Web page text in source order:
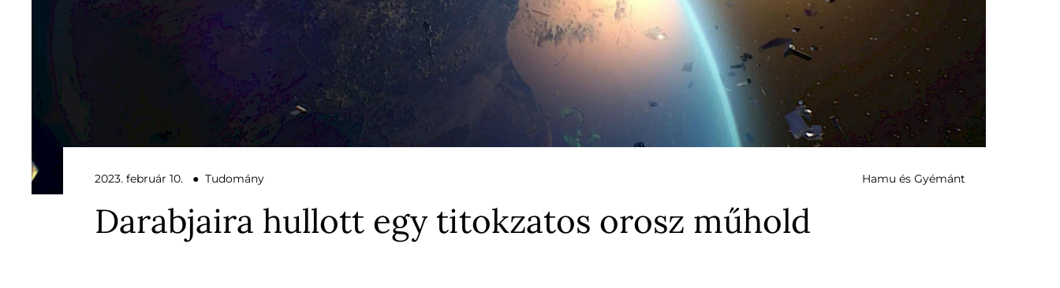
2023. február 10. ● Tudomány Hamu és Gyémánt
Darabjaira hullott egy titokzatos orosz műhold